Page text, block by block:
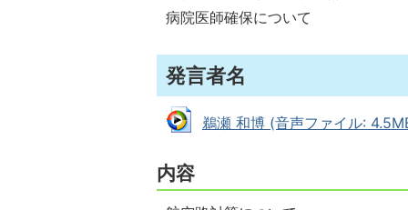
病院医師確保について
発言者名
鵜瀬 和博 (音声ファイル:
内容